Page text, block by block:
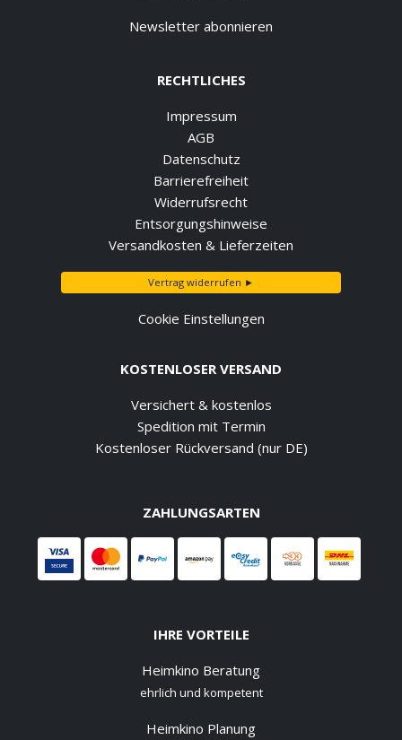
Newsletter abonnieren
RECHTLICHES
Impressum
AGB
Datenschutz
Barrierefreiheit
Widerrufsrecht
Entsorgungshinweise
Versandkosten & Lieferzeiten
Vertrag widerrufen ►
Cookie Einstellungen
KOSTENLOSER VERSAND
Versichert & kostenlos
Spedition mit Termin
Kostenloser Rückversand (nur DE)
ZAHLUNGSARTEN
IHRE VORTEILE
Heimkino Beratung
ehrlich und kompetent
Heimkino Planung